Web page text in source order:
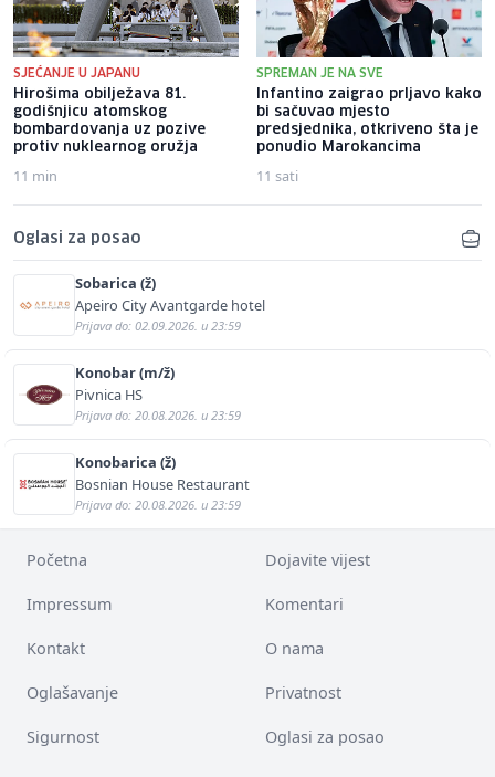
SJEĆANJE U JAPANU
Hirošima obilježava 81.
godišnjicu atomskog
bombardovanja uz pozive
protiv nuklearnog oružja
11 min
SPREMAN JE NA SVE
Infantino zaigrao prljavo kako
bi sačuvao mjesto
predsjednika, otkriveno šta je
ponudio Marokancima
11 sati
Oglasi za posao
Sobarica (ž)
Apeiro City Avantgarde hotel
Prijava do: 02.09.2026. u 23:59
Konobar (m/ž)
Pivnica HS
Prijava do: 20.08.2026. u 23:59
Konobarica (ž)
Bosnian House Restaurant
Prijava do: 20.08.2026. u 23:59
Početna Dojavite vijest
Impressum Komentari
Kontakt O nama
Oglašavanje Privatnost
Sigurnost Oglasi za posao